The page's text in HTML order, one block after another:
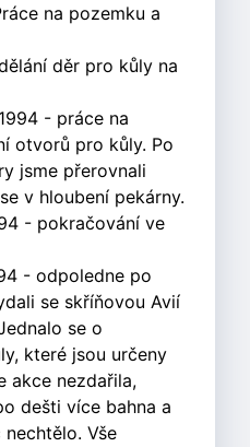
na pozemku a
děr pro kůly na
- práce na
otvorů pro kůly. Po
jsme přerovnali
v hloubení pekárny.
- pokračování ve
- odpoledne po
se skříňovou Avií
se o
které jsou určeny
akce nezdařila,
dešti více bahna a
Vše